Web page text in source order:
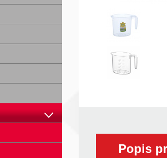
Popis